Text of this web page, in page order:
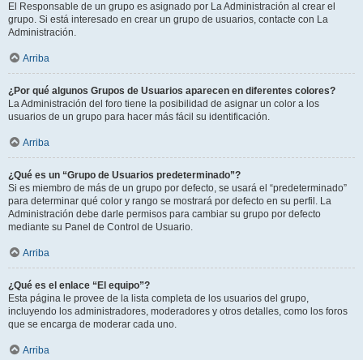
El Responsable de un grupo es asignado por La Administración al crear el
grupo. Si está interesado en crear un grupo de usuarios, contacte con La
Administración.
Arriba
¿Por qué algunos Grupos de Usuarios aparecen en diferentes colores?
La Administración del foro tiene la posibilidad de asignar un color a los
usuarios de un grupo para hacer más fácil su identificación.
Arriba
¿Qué es un “Grupo de Usuarios predeterminado”?
Si es miembro de más de un grupo por defecto, se usará el “predeterminado”
para determinar qué color y rango se mostrará por defecto en su perfil. La
Administración debe darle permisos para cambiar su grupo por defecto
mediante su Panel de Control de Usuario.
Arriba
¿Qué es el enlace “El equipo”?
Esta página le provee de la lista completa de los usuarios del grupo,
incluyendo los administradores, moderadores y otros detalles, como los foros
que se encarga de moderar cada uno.
Arriba